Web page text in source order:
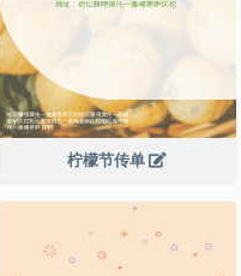
柠檬节传单